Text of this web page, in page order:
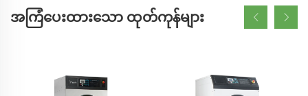
အကြံပေးထားသော ထုတ်ကုန်များ